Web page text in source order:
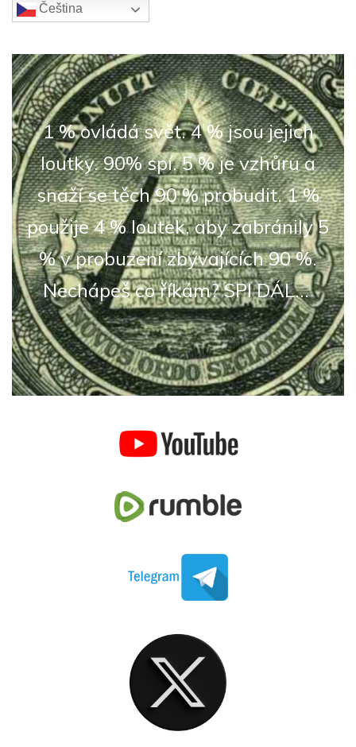
Čeština‎
1 % ovládá svět. 4 % jsou jejich
loutky. 90% spí. 5 % je vzhůru a
snaží se těch 90 % probudit. 1 %
použije 4 % loutek, aby zabránily 5
% v probuzení zbývajících 90 %.
Nechápeš co říkám? SPI DÁL...